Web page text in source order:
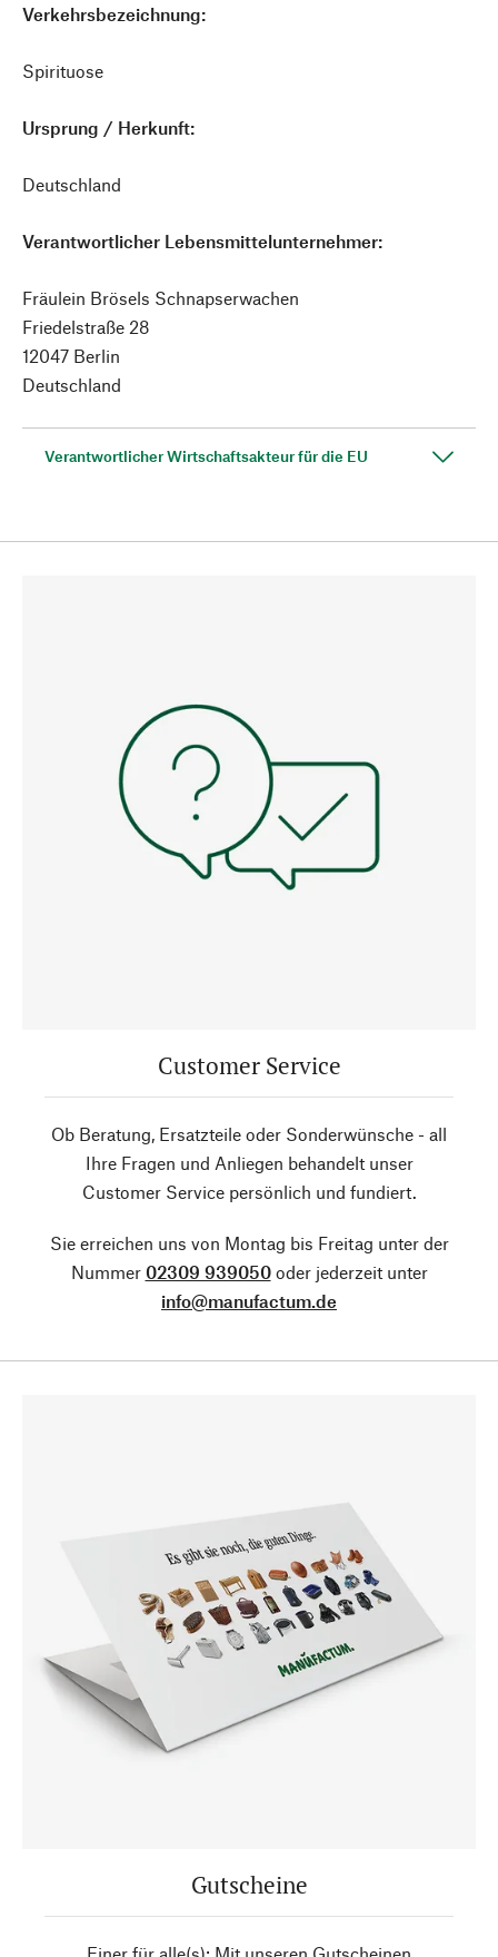
Verkehrsbezeichnung:
Spirituose
Ursprung / Herkunft:
Deutschland
Verantwortlicher Lebensmittelunternehmer:
Fräulein Brösels Schnapserwachen
Friedelstraße 28
12047 Berlin
Deutschland
Verantwortlicher Wirtschaftsakteur für die EU
Customer Service
Ob Beratung, Ersatzteile oder Sonderwünsche - all
Ihre Fragen und Anliegen behandelt unser
Customer Service persönlich und fundiert.
Sie erreichen uns von Montag bis Freitag unter der
Nummer 02309 939050oder jederzeit unter
info@manufactum.de
Gutscheine